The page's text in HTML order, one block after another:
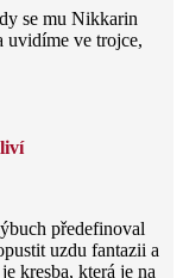
se mu Nikkarin
uvidíme ve trojce,
předefinoval
uzdu fantazii a
kresba, která je na